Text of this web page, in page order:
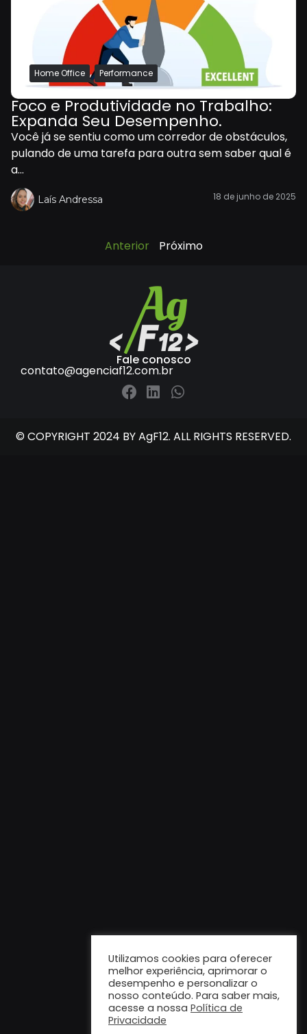
Home Office , Performance
Foco e Produtividade no Trabalho:
Expanda Seu Desempenho.
Você já se sentiu como um corredor de obstáculos,
pulando de uma tarefa para outra sem saber qual é
a...
Laís Andressa 18 de junho de 2025
Anterior Próximo
Fale conosco
contato@agenciaf12.com.br
© COPYRIGHT 2024 BY AgF12. ALL RIGHTS RESERVED.
Utilizamos cookies para oferecer
melhor experiência, aprimorar o
desempenho e personalizar o
nosso conteúdo. Para saber mais,
acesse a nossa Política de
Privacidade